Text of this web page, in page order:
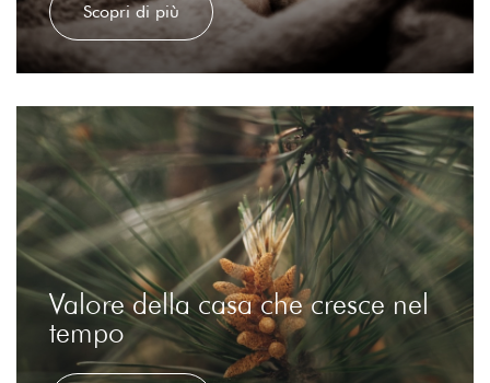
Scopri di più
Valore della casa che cresce nel
tempo